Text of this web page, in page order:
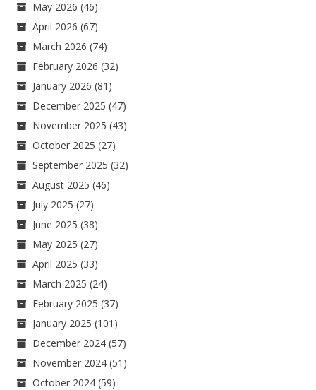
May 2026 (46)
April 2026 (67)
March 2026 (74)
February 2026 (32)
January 2026 (81)
December 2025 (47)
November 2025 (43)
October 2025 (27)
September 2025 (32)
August 2025 (46)
July 2025 (27)
June 2025 (38)
May 2025 (27)
April 2025 (33)
March 2025 (24)
February 2025 (37)
January 2025 (101)
December 2024 (57)
November 2024 (51)
October 2024 (59)